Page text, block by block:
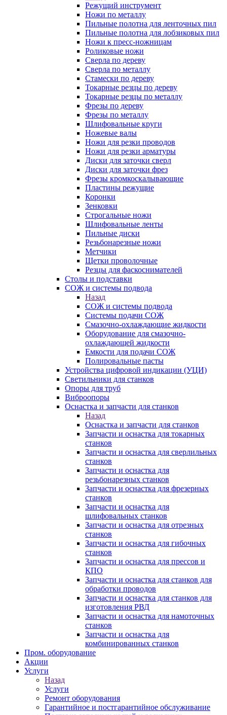
Режущий инструмент
Ножи по металлу
Пильные полотна для ленточных пил
Пильные полотна для лобзиковых пил
Ножи к пресс-ножницам
Роликовые ножи
Сверла по дереву
Сверла по металлу
Стамески по дереву
Токарные резцы по дереву
Токарные резцы по металлу
Фрезы по дереву
Фрезы по металлу
Шлифовальные круги
Ножевые валы
Ножи для резки проводов
Ножи для резки арматуры
Диски для заточки сверл
Диски для заточки фрез
Фрезы кромкоскалывающие
Пластины режущие
Коронки
Зенковки
Строгальные ножи
Шлифовальные ленты
Пильные диски
Резьбонарезные ножи
Метчики
Щетки проволочные
Резцы для фаскоснимателей
Столы и подставки
СОЖ и системы подвода
Назад
СОЖ и системы подвода
Системы подачи СОЖ
Смазочно-охлаждающие жидкости
Оборудование для смазочно-
охлаждающей жидкости
Емкости для подачи СОЖ
Полировальные пасты
Устройства цифровой индикации (УЦИ)
Светильники для станков
Опоры для труб
Виброопоры
Оснастка и запчасти для станков
Назад
Оснастка и запчасти для станков
Запчасти и оснастка для токарных
станков
Запчасти и оснастка для сверлильных
станков
Запчасти и оснастка для
резьбонарезных станков
Запчасти и оснастка для фрезерных
станков
Запчасти и оснастка для
шлифовальных станков
Запчасти и оснастка для отрезных
станков
Запчасти и оснастка для гибочных
станков
Запчасти и оснастка для прессов и
КПО
Запчасти и оснастка для станков для
обработки проводов
Запчасти и оснастка для станков для
изготовления РВД
Запчасти и оснастка для намоточных
станков
Запчасти и оснастка для
комбинированных станков
Пром. оборудование
Акции
Услуги
Назад
Услуги
Ремонт оборудования
Гарантийное и постгарантийное обслуживание